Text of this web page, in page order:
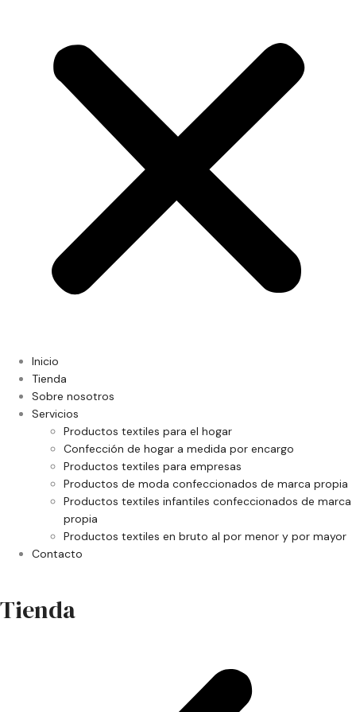
Inicio
Tienda
Sobre nosotros
Servicios
Productos textiles para el hogar
Confección de hogar a medida por encargo
Productos textiles para empresas
Productos de moda confeccionados de marca propia
Productos textiles infantiles confeccionados de marca
propia
Productos textiles en bruto al por menor y por mayor
Contacto
Tienda